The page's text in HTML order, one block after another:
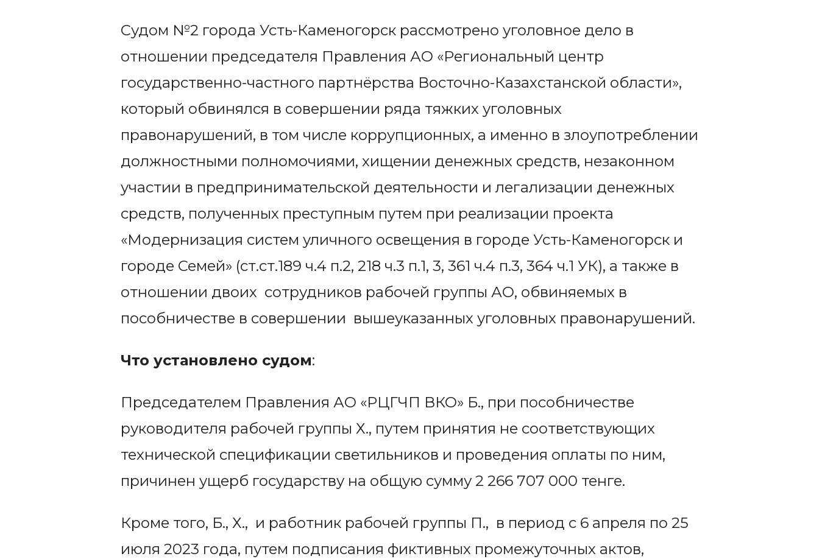
Судом №2 города Усть-Каменогорск рассмотрено уголовное дело в
отношении председателя Правления АО «Региональный центр
государственно-частного партнёрства Восточно-Казахстанской области»,
который обвинялся в совершении ряда тяжких уголовных
правонарушений, в том числе коррупционных, а именно в злоупотреблении
должностными полномочиями, хищении денежных средств, незаконном
участии в предпринимательской деятельности и легализации денежных
средств, полученных преступным путем при реализации проекта
«Модернизация систем уличного освещения в городе Усть-Каменогорск и
городе Семей» (ст.ст.189 ч.4 п.2, 218 ч.3 п.1, 3, 361 ч.4 п.3, 364 ч.1 УК), а также в
отношении двоих сотрудников рабочей группы АО, обвиняемых в
пособничестве в совершении вышеуказанных уголовных правонарушений.
Что установлено судом:
Председателем Правления АО «РЦГЧП ВКО» Б., при пособничестве
руководителя рабочей группы Х., путем принятия не соответствующих
технической спецификации светильников и проведения оплаты по ним,
причинен ущерб государству на общую сумму 2 266 707 000 тенге.
Кроме того, Б., Х., и работник рабочей группы П., в период с 6 апреля по 25
июля 2023 года, путем подписания фиктивных промежуточных актов,